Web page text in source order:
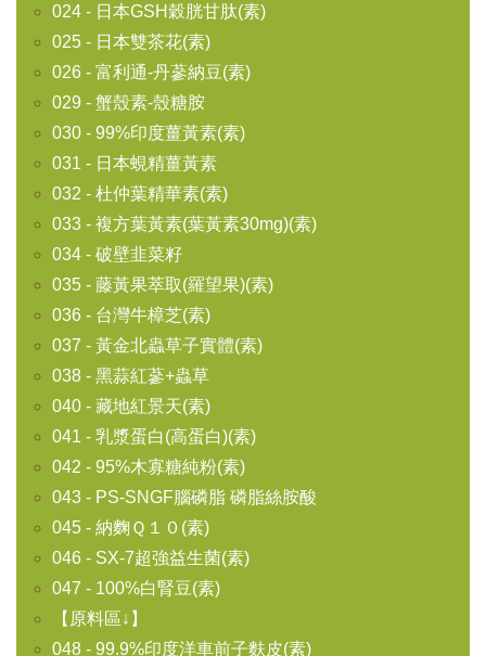
024 - 日本GSH穀胱甘肽(素)
025 - 日本雙茶花(素)
026 - 富利通-丹蔘納豆(素)
029 - 蟹殼素-殼糖胺
030 - 99%印度薑黃素(素)
031 - 日本蜆精薑黃素
032 - 杜仲葉精華素(素)
033 - 複方葉黃素(葉黃素30mg)(素)
034 - 破壁韭菜籽
035 - 藤黃果萃取(羅望果)(素)
036 - 台灣牛樟芝(素)
037 - 黃金北蟲草子實體(素)
038 - 黑蒜紅蔘+蟲草
040 - 藏地紅景天(素)
041 - 乳漿蛋白(高蛋白)(素)
042 - 95%木寡糖純粉(素)
043 - PS-SNGF腦磷脂 磷脂絲胺酸
045 - 納麴Ｑ１０(素)
046 - SX-7超強益生菌(素)
047 - 100%白腎豆(素)
【原料區↓】
048 - 99.9%印度洋車前子麩皮(素)